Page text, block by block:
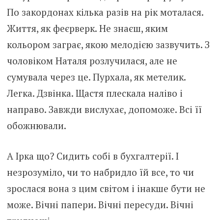
По закордонах кілька разів на рік моталася.
Життя, як феєрверк. Не знаєш, яким
кольором заграє, якою мелодією зазвучить. З
чоловіком Наталя розлучилася, але не
сумувала через це. Пурхала, як метелик.
Легка. Дзвінка. Щастя плескала наліво і
направо. Завжди вислухає, допоможе. Всі її
обожнювали.
А Ірка що? Сидить собі в бухгалтерії. І
незрозуміло, чи то набридло їй все, то чи
зрослася вона з цим світом і інакше бути не
може. Вічні папери. Вічні пересуди. Вічні